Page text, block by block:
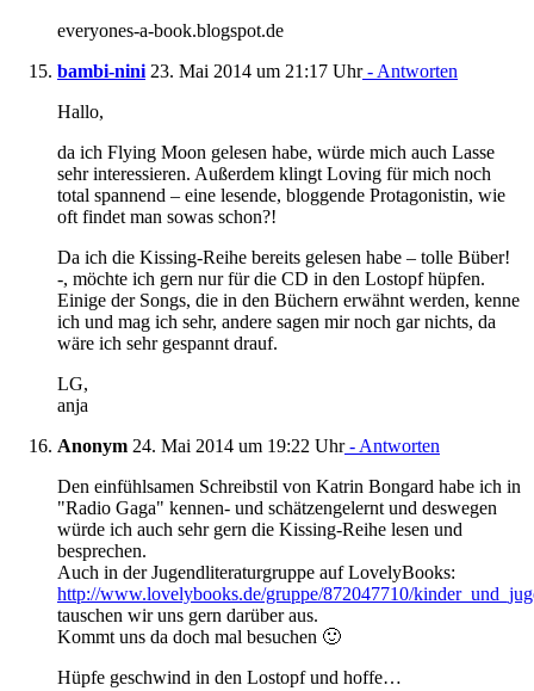
everyones-a-book.blogspot.de
bambi-nini 23. Mai 2014 um 21:17 Uhr- Antworten
Hallo,
da ich Flying Moon gelesen habe, würde mich auch Lasse
sehr interessieren. Außerdem klingt Loving für mich noch
total spannend – eine lesende, bloggende Protagonistin, wie
oft findet man sowas schon?!
Da ich die Kissing-Reihe bereits gelesen habe – tolle Büber!
-, möchte ich gern nur für die CD in den Lostopf hüpfen.
Einige der Songs, die in den Büchern erwähnt werden, kenne
ich und mag ich sehr, andere sagen mir noch gar nichts, da
wäre ich sehr gespannt drauf.
LG,
anja
Anonym 24. Mai 2014 um 19:22 Uhr- Antworten
Den einfühlsamen Schreibstil von Katrin Bongard habe ich in
"Radio Gaga" kennen- und schätzengelernt und deswegen
würde ich auch sehr gern die Kissing-Reihe lesen und
besprechen.
Auch in der Jugendliteraturgruppe auf LovelyBooks:
http://www.lovelybooks.de/gruppe/872047710/
tauschen wir uns gern darüber aus.
Kommt uns da doch mal besuchen 🙂
Hüpfe geschwind in den Lostopf und hoffe…